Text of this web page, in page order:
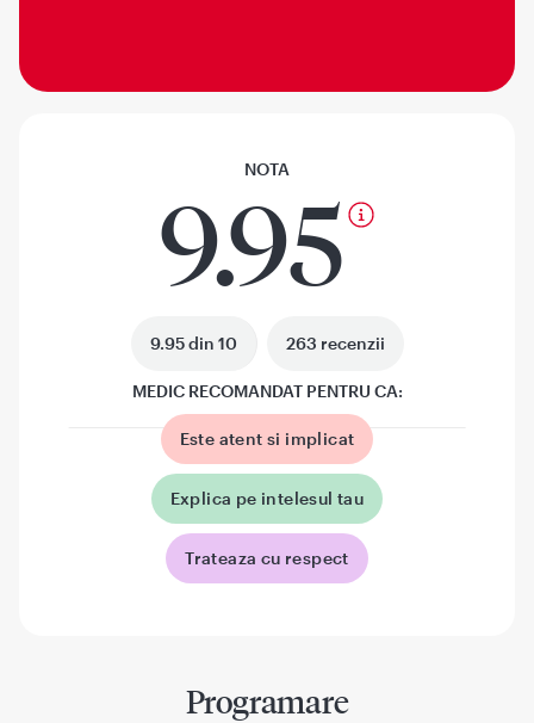
NOTA
9.95
9.95 din 10 263 recenzii
MEDIC RECOMANDAT PENTRU CA:
Este atent si implicat
Explica pe intelesul tau
Trateaza cu respect
Programare